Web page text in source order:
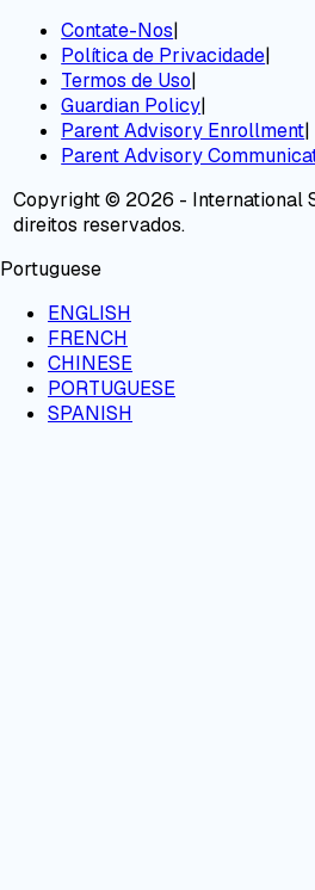
Contate-Nos|
Política de Privacidade|
Termos de Uso|
Guardian Policy|
Parent Advisory Enrollment|
Parent Advisory
Copyright © 2026 - International
direitos reservados.
Portuguese
ENGLISH
FRENCH
CHINESE
PORTUGUESE
SPANISH